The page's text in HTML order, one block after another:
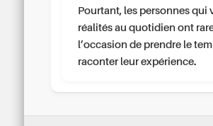
Pourtant, les personnes qui
réalités au quotidien ont
l’occasion de prendre le
raconter leur expérience.